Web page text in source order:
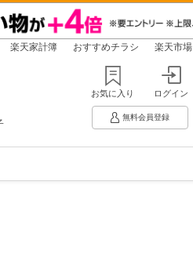
楽天家計簿 おすすめチラシ 楽天市場
お気に入り ログイン
無料会員登録